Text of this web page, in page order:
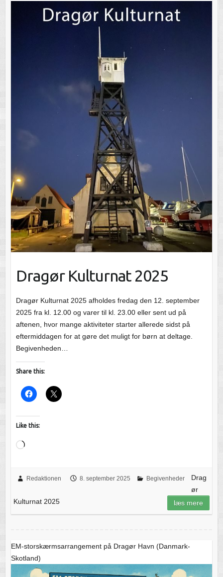
Dragør Kulturnat 2025
Dragør Kulturnat 2025 afholdes fredag den 12. september
2025 fra kl. 12.00 og varer til kl. 23.00 eller sent ud på
aftenen, hvor mange aktiviteter starter allerede sidst på
eftermiddagen for at gøre det muligt for børn at deltage.
Begivenheden…
Share this:
Like this:
Loading…
Redaktionen 8. september 2025 Begivenheder
Drag
ør
Kulturnat 2025
læs mere
EM-storskærmsarrangement på Dragør Havn (Danmark-
Skotland)